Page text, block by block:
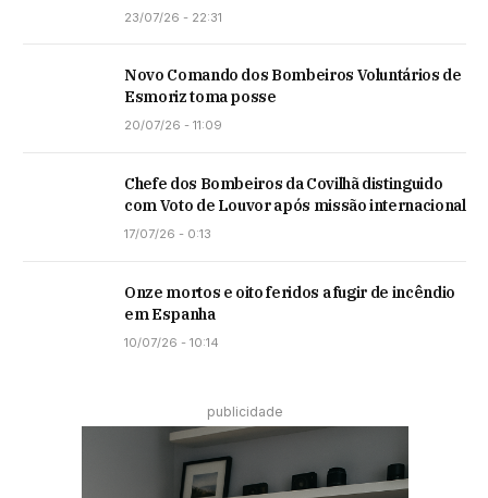
23/07/26 - 22:31
Novo Comando dos Bombeiros Voluntários de
Esmoriz toma posse
20/07/26 - 11:09
Chefe dos Bombeiros da Covilhã distinguido
com Voto de Louvor após missão internacional
17/07/26 - 0:13
Onze mortos e oito feridos a fugir de incêndio
em Espanha
10/07/26 - 10:14
publicidade